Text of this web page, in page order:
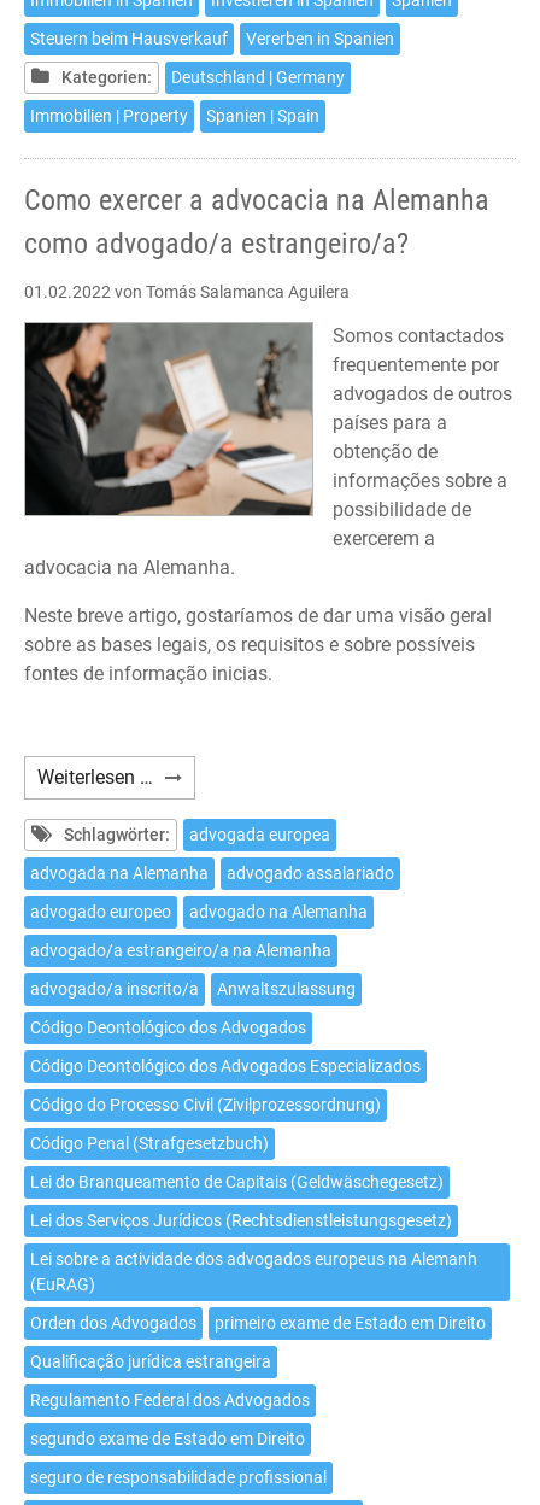
–
Neunte
Auflage
Steuern beim Hausverkauf
Vererben in Spanien
Kategorien:
Deutschland | Germany
Immobilien | Property
Spanien | Spain
Como exercer a advocacia na Alemanha
como advogado/a estrangeiro/a?
01.02.2022 von Tomás Salamanca Aguilera
Somos contactados
frequentemente por
advogados de outros
países para a
obtenção de
informações sobre a
possibilidade de
exercerem a
advocacia na Alemanha.
Neste breve artigo, gostaríamos de dar uma visão geral
sobre as bases legais, os requisitos e sobre possíveis
fontes de informação inicias.
Weiterlesen … Como
exercer
a
advocacia
na
Alemanha
como
advogado/a
estrangeiro/a?
Schlagwörter:
advogada europea
advogada na Alemanha
advogado assalariado
advogado europeo
advogado na Alemanha
advogado/a estrangeiro/a na Alemanha
advogado/a inscrito/a
Anwaltszulassung
Código Deontológico dos Advogados
Código Deontológico dos Advogados Especializados
Código do Processo Civil (Zivilprozessordnung)
Código Penal (Strafgesetzbuch)
Lei do Branqueamento de Capitais (Geldwäschegesetz)
Lei dos Serviços Jurídicos (Rechtsdienstleistungsgesetz)
Lei sobre a actividade dos advogados europeus na Alemanh
(EuRAG)
Orden dos Advogados
primeiro exame de Estado em Direito
Qualificação jurídica estrangeira
Regulamento Federal dos Advogados
segundo exame de Estado em Direito
seguro de responsabilidade profissional